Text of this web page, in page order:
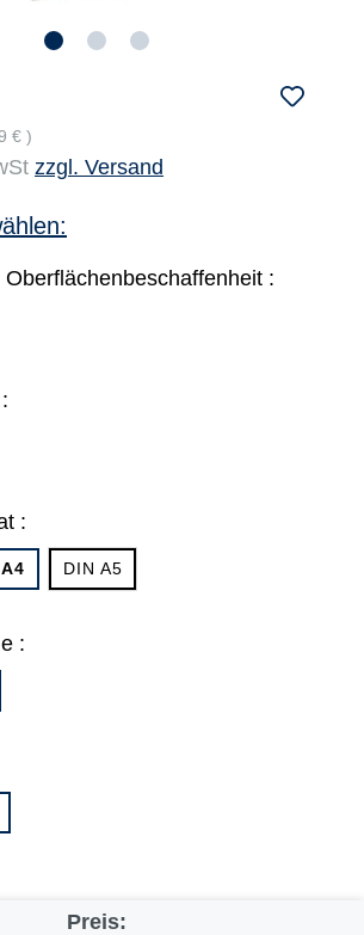
€ )
zzgl. Versand
:
:
DIN A5
:
Preis: